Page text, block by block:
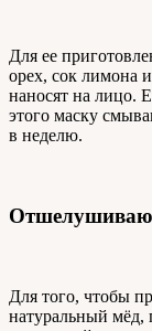
Для ее
орех, сок лимона
наносят на лицо.
этого маску
в неделю.
Для того, чтобы
натуральный мёд,